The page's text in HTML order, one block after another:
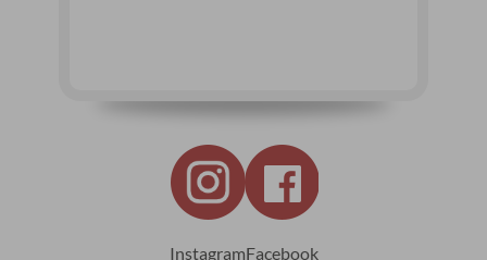
InstagramFacebook